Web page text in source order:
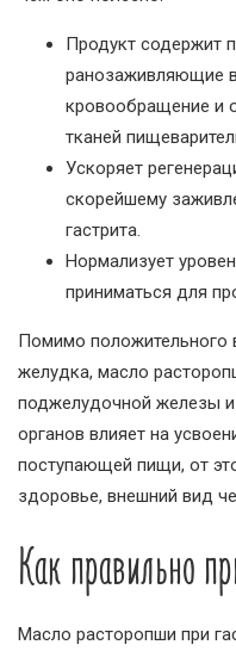
Продукт содержит
ранозаживляющие
кровообращение и
тканей
Ускоряет
скорейшему
гастрита.
Нормализует
приниматься для
Помимо положительного
желудка, масло
поджелудочной железы и
органов влияет на
поступающей пищи, от
здоровье, внешний вид
Как правильно
Масло расторопши при